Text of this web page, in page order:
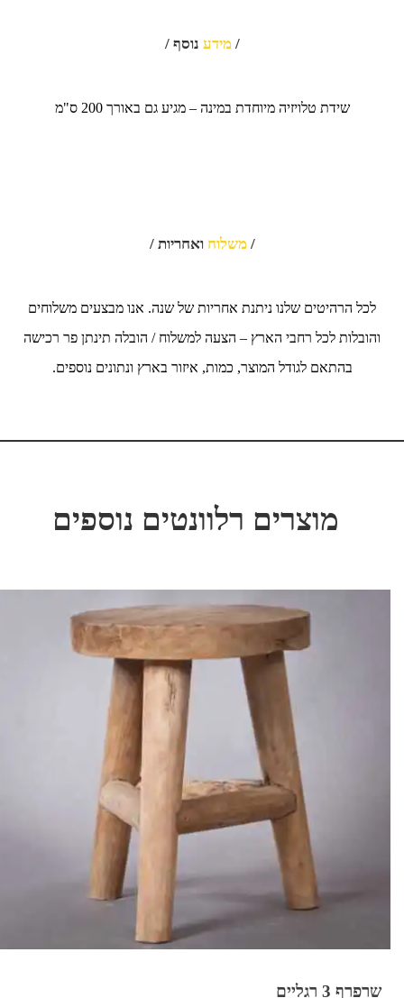
/ מידע נוסף /
שידת טלויזיה מיוחדת במינה – מגיע גם באורך 200 ס"מ
/משלוח ואחריות /
לכל הרהיטים שלנו ניתנת אחריות של שנה. אנו מבצעים משלוחים
והובלות לכל רחבי הארץ – הצעה למשלוח / הובלה תינתן פר רכישה
בהתאם לגודל המוצר, כמות, איזור בארץ ונתונים נוספים.
מוצרים רלוונטים נוספים
שרפרף 3 רגליים